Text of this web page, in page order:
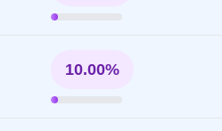
10.00%